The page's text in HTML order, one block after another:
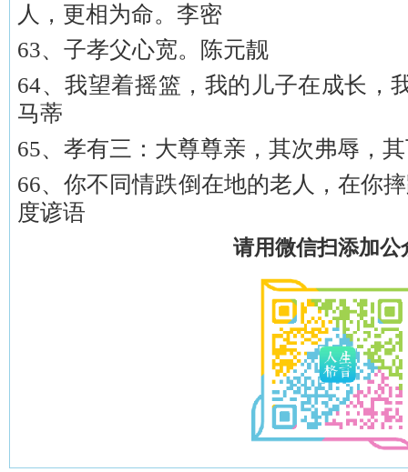
人，更相为命。李密
63、子孝父心宽。陈元靓
64、我望着摇篮，我的儿子在成长，
马蒂
65、孝有三：大尊尊亲，其次弗辱，
66、你不同情跌倒在地的老人，在你
度谚语
请用微信扫添加公